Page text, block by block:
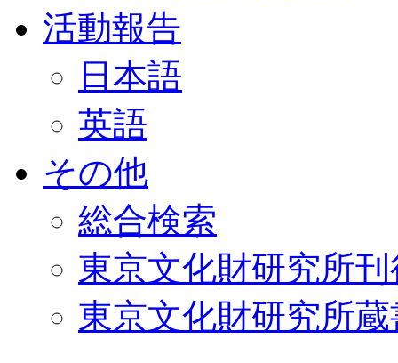
活動報告
日本語
英語
その他
総合検索
東京文化財研究所
東京文化財研究所